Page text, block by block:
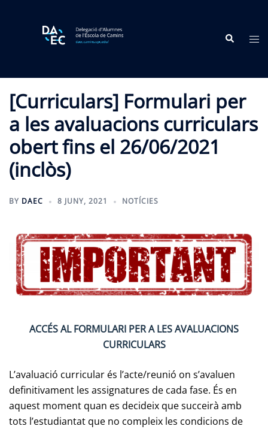
Search
[Curriculars] Formulari per
a les avaluacions curriculars
obert fins el 26/06/2021
(inclòs)
BY DAEC 8 JUNY, 2021 NOTÍCIES
ACCÉS AL FORMULARI PER A LES AVALUACIONS
CURRICULARS
L’avaluació curricular és l’acte/reunió on s’avaluen
definitivament les assignatures de cada fase. És en
aquest moment quan es decideix que succeirà amb
tots l’estudiantat que no compleix les condicions de